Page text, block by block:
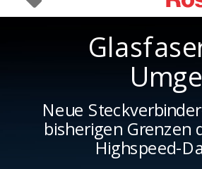
Neue
bisherigen Grenzen
Highspeed-